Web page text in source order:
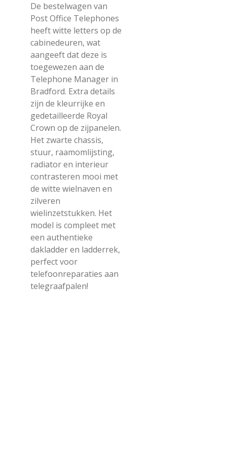
De bestelwagen van
Post Office Telephones
heeft witte letters op de
cabinedeuren, wat
aangeeft dat deze is
toegewezen aan de
Telephone Manager in
Bradford. Extra details
zijn de kleurrijke en
gedetailleerde Royal
Crown op de zijpanelen.
Het zwarte chassis,
stuur, raamomlijsting,
radiator en interieur
contrasteren mooi met
de witte wielnaven en
zilveren
wielinzetstukken. Het
model is compleet met
een authentieke
dakladder en ladderrek,
perfect voor
telefoonreparaties aan
telegraafpalen!